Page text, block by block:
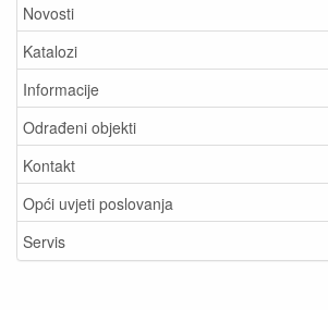
Novosti
Katalozi
Informacije
Odrađeni objekti
Kontakt
Opći uvjeti poslovanja
Servis